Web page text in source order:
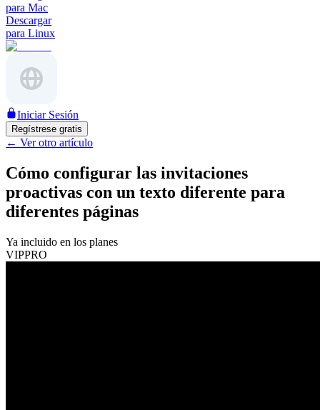
para Mac
Descargar
para Linux
Iniciar Sesión
Regístrese gratis
← Ver otro artículo
Cómo configurar las invitaciones
proactivas con un texto diferente para
diferentes páginas
Ya incluido en los planes
VIPPRO